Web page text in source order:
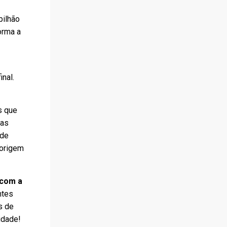
a
que
a
de